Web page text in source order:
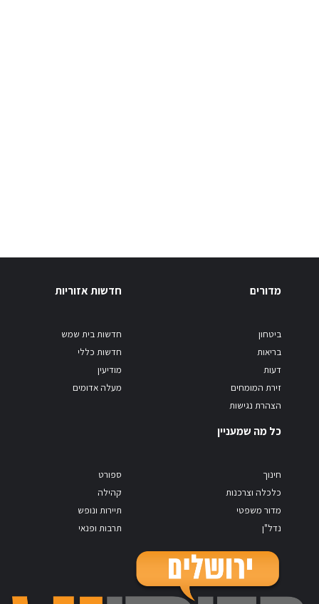
מדורים
ביטחון
בריאות
דעות
זירת המומחים
הצהרת נגישות
חדשות אזוריות
חדשות בית שמש
חדשות כללי
מודיעין
מעלה אדומים
כל מה שמעניין
חינוך
כלכלה וצרכנות
מדור משפטי
נדל"ן
ספורט
קהילה
תיירות ונופש
תרבות ופנאי